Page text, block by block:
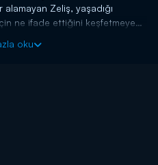
Zeliş, yaşadığı
ne ifade ettiğini keşfetmeye
oku